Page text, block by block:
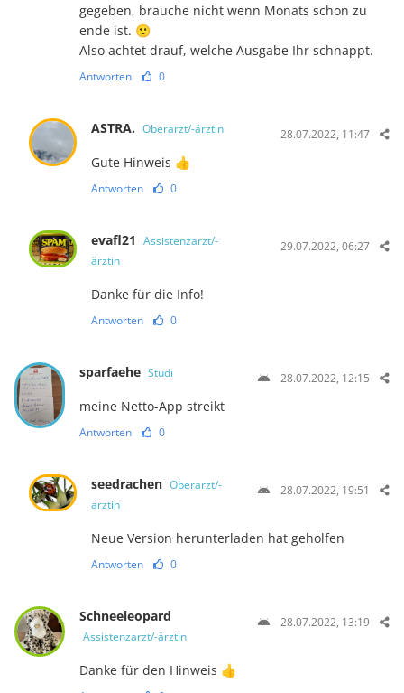
gegeben, brauche nicht wenn Monats schon zu
ende ist. 🙂
Also achtet drauf, welche Ausgabe Ihr schnappt.
Antworten 0
ASTRA. Oberarzt/-ärztin 28.07.2022, 11:47
Gute Hinweis 👍
Antworten 0
evafl21
Assistenzarzt/-
ärztin
29.07.2022, 06:27
Danke für die Info!
Antworten 0
sparfaehe Studi 28.07.2022, 12:15
meine Netto-App streikt
Antworten 0
seedrachen Oberarzt/-
ärztin
28.07.2022, 19:51
Neue Version herunterladen hat geholfen
Antworten 0
Schneeleopard
Assistenzarzt/-ärztin
28.07.2022, 13:19
Danke für den Hinweis 👍